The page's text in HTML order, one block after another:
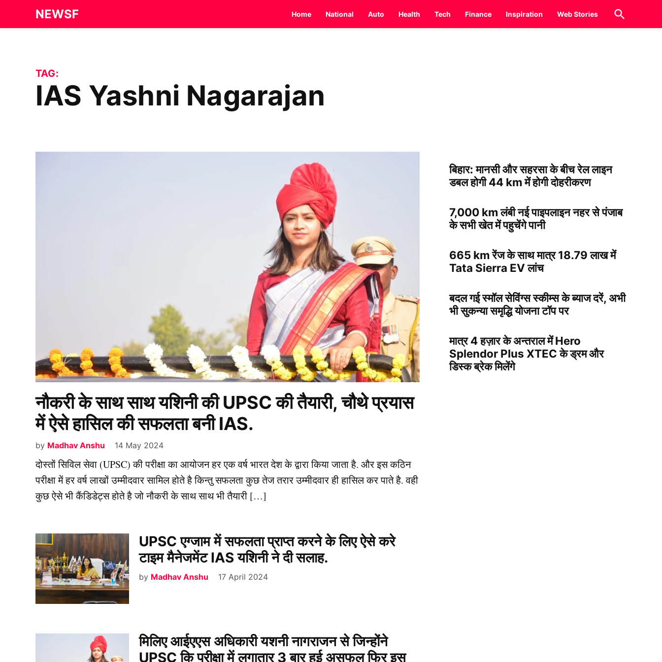
NEWSF Home National Auto Health Tech Finance Inspiration Web Stories
Open
Search
TAG:
IAS Yashni Nagarajan
नौकरी के साथ साथ यशिनी की UPSC की तैयारी, चौथे प्रयास
में ऐसे हासिल की सफलता बनी IAS.
by Madhav Anshu 14 May 2024
दोस्तों सिविल सेवा (UPSC) की परीक्षा का आयोजन हर एक वर्ष भारत देश के द्वारा किया जाता है. और इस कठिन
परीक्षा में हर वर्ष लाखों उम्मीदवार सामिल होते है किन्तु सफलता कुछ तेज तरार उम्मीदवार ही हासिल कर पाते है. वही
कुछ ऐसे भी कैंडिडेट्स होते है जो नौकरी के साथ साथ भी तैयारी […]
UPSC एग्जाम में सफलता प्राप्त करने के लिए ऐसे करे
टाइम मैनेजमेंट IAS ​यशिनी ने दी सलाह.
by Madhav Anshu 17 April 2024
मिलिए आईएएस अधिकारी यशनी नागराजन से जिन्होंने
UPSC कि परीक्षा में लगातार 3 बार हुई असफल फिर इस
बिहार: मानसी और सहरसा के बीच रेल लाइन
डबल होगी 44 km में होगी दोहरीकरण
7,000 km लंबी नई पाइपलाइन नहर से पंजाब
के सभी खेत में पहुचेंगे पानी
665 km रेंज के साथ मात्र 18.79 लाख में
Tata Sierra EV लांच
बदल गई स्मॉल सेविंग्स स्कीम्स के ब्याज दरें, अभी
भी सुकन्या समृद्धि योजना टॉप पर
मात्र 4 हज़ार के अन्तराल में Hero
Splendor Plus XTEC के ड्रम और
डिस्क ब्रेक मिलेंगे